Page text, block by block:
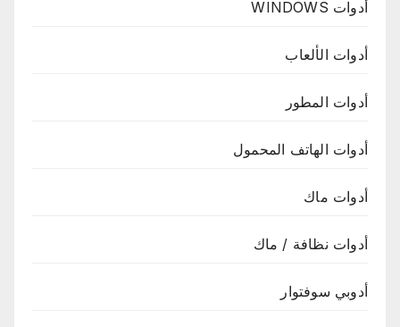
أدوات WINDOWS
أدوات الألعاب
أدوات المطور
أدوات الهاتف المحمول
أدوات ماك
أدوات نظافة / ماك
أدوبي سوفتوار